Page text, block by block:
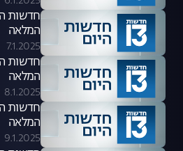
המלאה
7.1.2025
המלאה
8.1.2025
המלאה
9.1.2025